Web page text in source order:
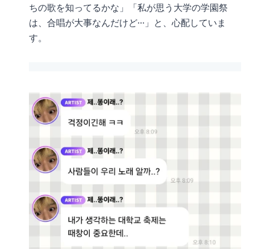
ちの歌を知ってるかな」「私が思う大学の学園祭
は、合唱が大事なんだけど···」と、心配していま
す。